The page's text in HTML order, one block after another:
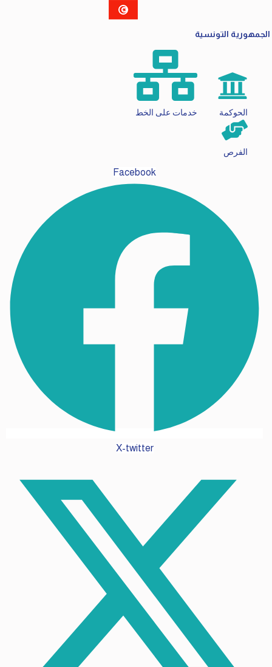
الجمهورية التونسية
الحوكمة خدمات على الخط
الفرص
Facebook
X-twitter